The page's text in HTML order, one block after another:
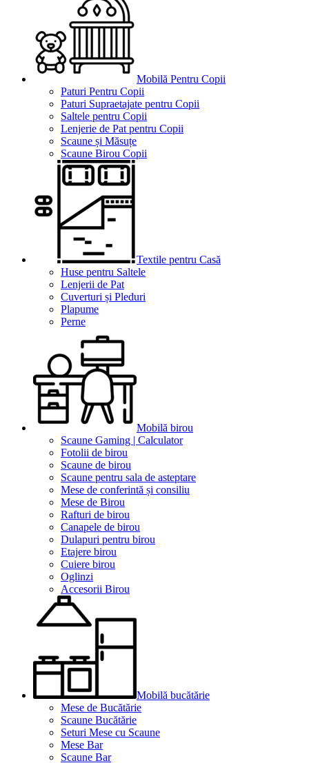
Mobilă Pentru Copii
Paturi Pentru Copii
Paturi Supraetajate pentru Copii
Saltele pentru Copii
Lenjerie de Pat pentru Copii
Scaune și Măsuțe
Scaune Birou Copii
Textile pentru Casă
Huse pentru Saltele
Lenjerii de Pat
Cuverturi și Pleduri
Plapume
Perne
Mobilă birou
Scaune Gaming | Calculator
Fotolii de birou
Scaune de birou
Scaune pentru sala de asteptare
Mese de conferintă și consiliu
Mese de Birou
Rafturi de birou
Canapele de birou
Dulapuri pentru birou
Etajere birou
Cuiere birou
Oglinzi
Accesorii Birou
Mobilă bucătărie
Mese de Bucătărie
Scaune Bucătărie
Seturi Mese cu Scaune
Mese Bar
Scaune Bar